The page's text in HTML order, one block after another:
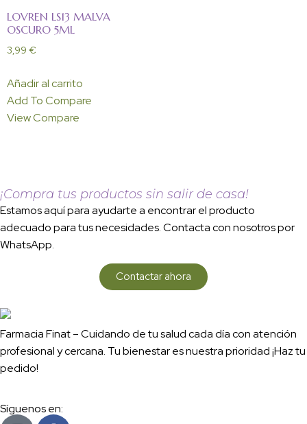
LOVREN LS13 MALVA
OSCURO 5ML
3,99 €
Añadir al carrito
Add To Compare
View Compare
¡Compra tus productos sin salir de casa!
Estamos aquí para ayudarte a encontrar el producto
adecuado para tus necesidades. Contacta con nosotros por
WhatsApp.
Contactar ahora
Farmacia Finat – Cuidando de tu salud cada día con atención
profesional y cercana. Tu bienestar es nuestra prioridad ¡Haz tu
pedido!
Síguenos en: